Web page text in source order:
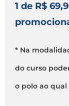
1 de R$
* Na
do curso
o polo ao